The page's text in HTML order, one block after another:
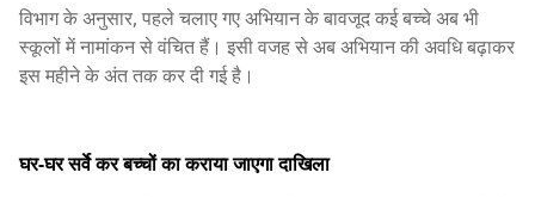
विभाग के अनुसार, पहले चलाए गए अभियान के बावजूद कई बच्चे अब भी
स्कूलों में नामांकन से वंचित हैं। इसी वजह से अब अभियान की अवधि बढ़ाकर
इस महीने के अंत तक कर दी गई है।
घर-घर सर्वे कर बच्चों का कराया जाएगा दाखिला